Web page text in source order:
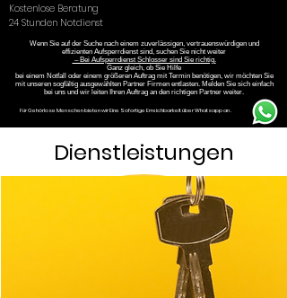
Kostenlose Beratung
24 Stunden Notdienst
Wenn Sie auf der Suche nach einem zuverlässigen, vertrauenswürdigen und
effizienten Aufsperrdienst sind, suchen Sie nicht weiter
– Bei Aufsperrdienst Schlosser sind Sie richtig.
Ganz gleich, ob Sie Hilfe
bei einem Notfall oder einem größeren Auftrag mit Termin benötigen, wir möchten Sie
mit unseren sogfältig ausgewählten Partner Firmen entlasten. Melden Sie sich einfach
bei uns und wir leiten Ihren Auftrag an den richtigen Partner weiter.
Für Gehörlose Menschen bieten wir Eine Sofortige Erreichbarkeit über Whatsapp an .
Dienstleistungen